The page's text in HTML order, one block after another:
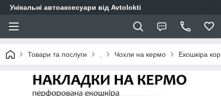
Унікальні автоаксесуари від Avtolokti
Товари та послуги Чохли на кермо Екошкіра